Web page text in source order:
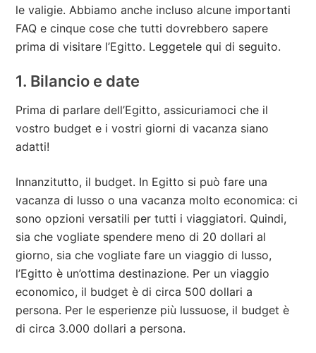
le valigie. Abbiamo anche incluso alcune importanti
FAQ e cinque cose che tutti dovrebbero sapere
prima di visitare l’Egitto. Leggetele qui di seguito.
1. Bilancio e date
Prima di parlare dell’Egitto, assicuriamoci che il
vostro budget e i vostri giorni di vacanza siano
adatti!
Innanzitutto, il budget. In Egitto si può fare una
vacanza di lusso o una vacanza molto economica: ci
sono opzioni versatili per tutti i viaggiatori. Quindi,
sia che vogliate spendere meno di 20 dollari al
giorno, sia che vogliate fare un viaggio di lusso,
l’Egitto è un’ottima destinazione. Per un viaggio
economico, il budget è di circa 500 dollari a
persona. Per le esperienze più lussuose, il budget è
di circa 3.000 dollari a persona.